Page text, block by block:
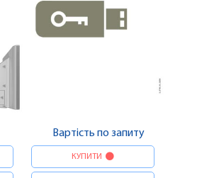
Вартість по запиту
КУПИТИ